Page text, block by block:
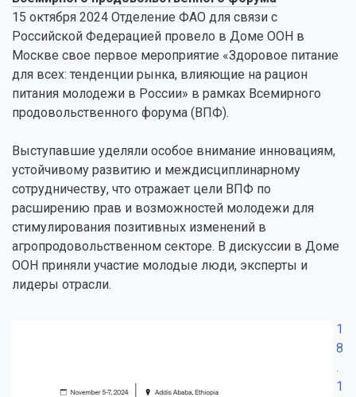
15 октября 2024 Отделение ФАО для связи с
Российской Федерацией провело в Доме ООН в
Москве свое первое мероприятие «Здоровое питание
для всех: тенденции рынка, влияющие на рацион
питания молодежи в России» в рамках Всемирного
продовольственного форума (ВПФ).
Выступавшие уделяли особое внимание инновациям,
устойчивому развитию и междисциплинарному
сотрудничеству, что отражает цели ВПФ по
расширению прав и возможностей молодежи для
стимулирования позитивных изменений в
агропродовольственном секторе. В дискуссии в Доме
ООН приняли участие молодые люди, эксперты и
лидеры отрасли.
1
8
.
1